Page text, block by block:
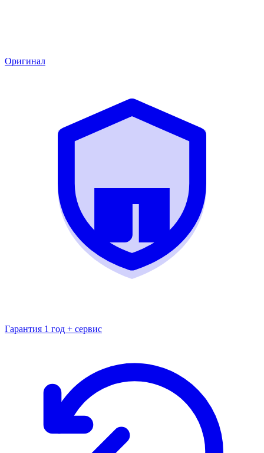
Оригинал
Гарантия 1 год + сервис